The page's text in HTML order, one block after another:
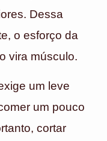
Dessa
o esforço da
vira músculo.
um leve
um pouco
cortar